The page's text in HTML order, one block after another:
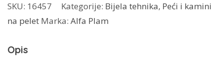
goriva
Alfa
-
SKU: 16457 Kategorije: Bijela tehnika, Peći i kamini
na pelet Marka: Alfa Plam
Opis